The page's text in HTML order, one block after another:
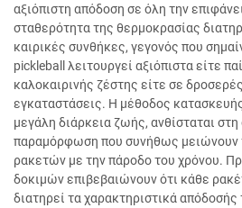
αξιόπιστη απόδοση σε όλη την
σταθερότητα της θερμοκρασίας
καιρικές συνθήκες, γεγονός που
pickleball λειτουργεί αξιόπιστα είτε
καλοκαιρινής ζέστης είτε σε
εγκαταστάσεις. Η μέθοδος
μεγάλη διάρκεια ζωής, ανθίσταται στη
παραμόρφωση που συνήθως μειώνουν
ρακετών με την πάροδο του χρόνου.
δοκιμών επιβεβαιώνουν ότι κάθε
διατηρεί τα χαρακτηριστικά απόδοσής